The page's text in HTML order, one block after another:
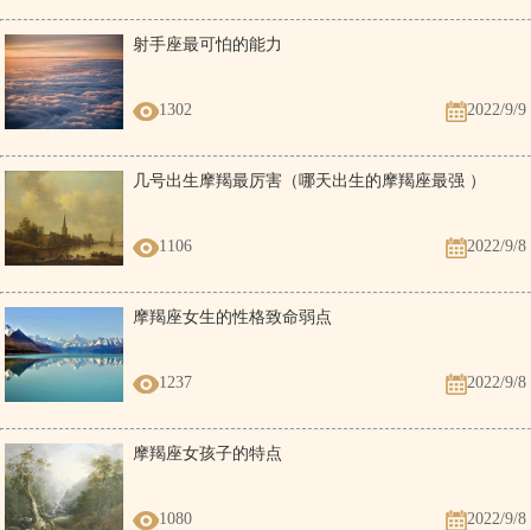
射手座最可怕的能力
1302 2022/9/9
几号出生摩羯最厉害（哪天出生的摩羯座最强 ）
1106 2022/9/8
摩羯座女生的性格致命弱点
1237 2022/9/8
摩羯座女孩子的特点
1080 2022/9/8